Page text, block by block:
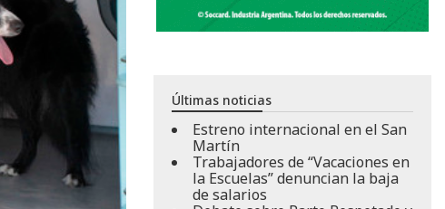
Últimas noticias
Estreno internacional en el San
Martín
Trabajadores de “Vacaciones en
la Escuelas” denuncian la baja
de salarios